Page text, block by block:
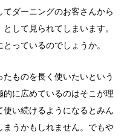
ダーニングのお客さんから
して見られてしまいます。
っているのでしょうか。
たものを長く使いたいという
に広めているのはそこが理
い続けるようになるとみん
うかもしれません。でもや